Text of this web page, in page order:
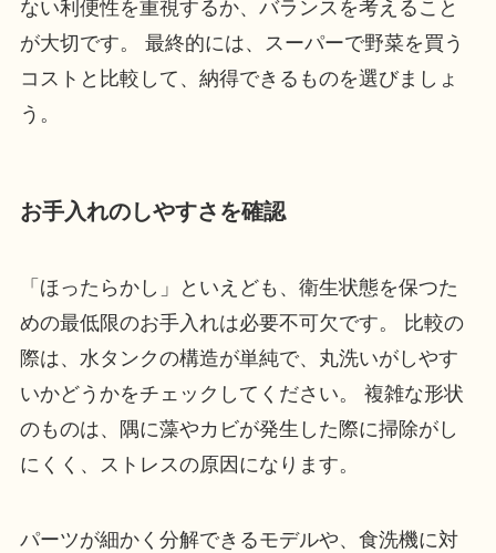
ない利便性を重視するか、バランスを考えること
が大切です。 最終的には、スーパーで野菜を買う
コストと比較して、納得できるものを選びましょ
う。
お手入れのしやすさを確認
「ほったらかし」といえども、衛生状態を保つた
めの最低限のお手入れは必要不可欠です。 比較の
際は、水タンクの構造が単純で、丸洗いがしやす
いかどうかをチェックしてください。 複雑な形状
のものは、隅に藻やカビが発生した際に掃除がし
にくく、ストレスの原因になります。
パーツが細かく分解できるモデルや、食洗機に対